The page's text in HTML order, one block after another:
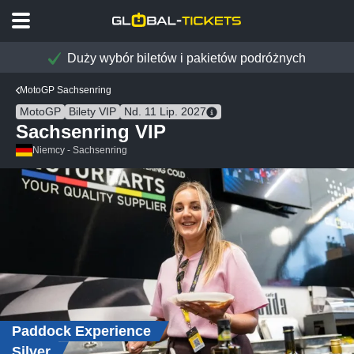
Duży wybór biletów i pakietów podróżnych
MotoGP Sachsenring
MotoGP Bilety VIP Nd. 11 Lip. 2027
Sachsenring VIP
Niemcy - Sachsenring
Paddock Experience